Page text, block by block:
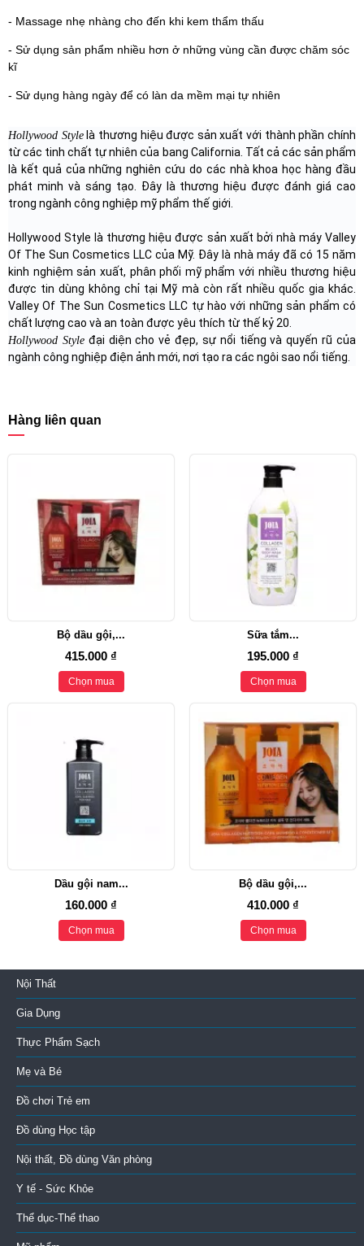
- Massage nhẹ nhàng cho đến khi kem thẩm thấu
- Sử dụng sản phẩm nhiều hơn ở những vùng cần được chăm sóc
kĩ
- Sử dụng hàng ngày để có làn da mềm mại tự nhiên
Hollywood Stylelà thương hiệu được sản xuất với thành phần chính
từ các tinh chất tự nhiên của bang California. Tất cả các sản phẩm
là kết quả của những nghiên cứu do các nhà khoa học hàng đầu
phát minh và sáng tạo. Đây là thương hiệu được đánh giá cao
trong ngành công nghiệp mỹ phẩm thế giới.
Hollywood Style là thương hiệu được sản xuất bởi nhà máy Valley
Of The Sun Cosmetics LLC của Mỹ. Đây là nhà máy đã có 15 năm
kinh nghiệm sản xuất, phân phối mỹ phẩm với nhiều thương hiệu
được tin dùng không chỉ tại Mỹ mà còn rất nhiều quốc gia khác.
Valley Of The Sun Cosmetics LLC tự hào với những sản phẩm có
chất lượng cao và an toàn được yêu thích từ thế kỷ 20.
Hollywood Styleđại diện cho vẻ đẹp, sự nổi tiếng và quyến rũ của
ngành công nghiệp điện ảnh mới, nơi tạo ra các ngôi sao nổi tiếng.
Hàng liên quan
Bộ dầu gội,...
415.000 ₫
Chọn mua
Sữa tắm...
195.000 ₫
Chọn mua
Dầu gội nam...
160.000 ₫
Chọn mua
Bộ dầu gội,...
410.000 ₫
Chọn mua
Nội Thất
Gia Dụng
Thực Phẩm Sạch
Mẹ và Bé
Đồ chơi Trẻ em
Đồ dùng Học tập
Nội thất, Đồ dùng Văn phòng
Y tế - Sức Khỏe
Thể dục-Thể thao